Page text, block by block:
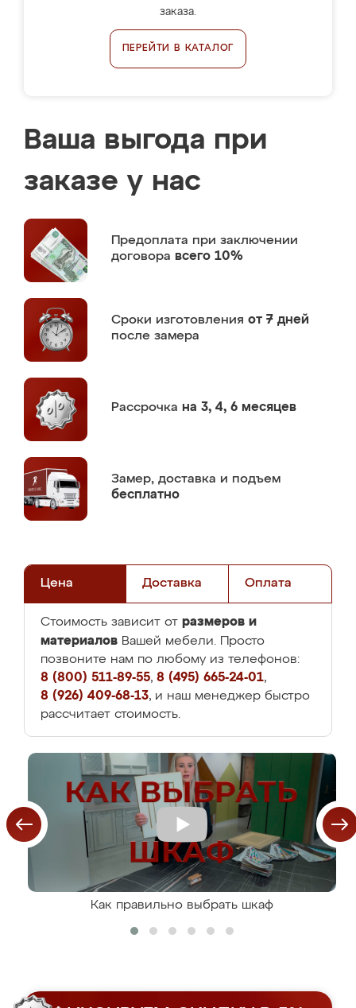
заказа.
ПЕРЕЙТИ В КАТАЛОГ
Ваша выгода при
заказе у нас
Предоплата при заключении
договора всего 10%
Сроки изготовления от 7 дней
после замера
Рассрочка на 3, 4, 6 месяцев
Замер, доставка и подъем
бесплатно
Цена Доставка Оплата
Стоимость зависит от размеров и
материалов Вашей мебели. Просто
позвоните нам по любому из телефонов:
8 (800) 511-89-55, 8 (495) 665-24-01,
8 (926) 409-68-13, и наш менеджер быстро
рассчитает стоимость.
Как правильно выбрать шкаф